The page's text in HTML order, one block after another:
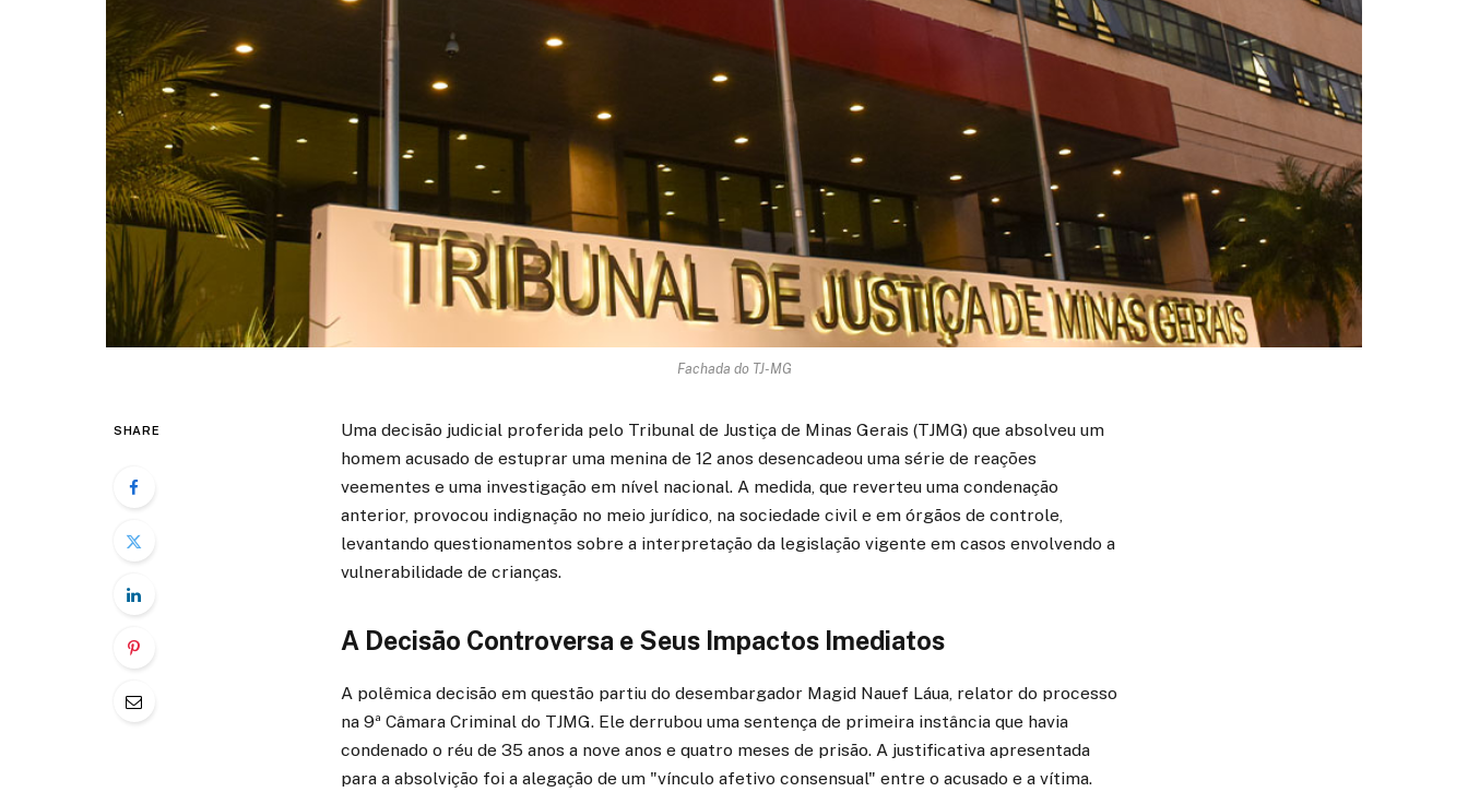
Fachada do TJ-MG
SHARE
Uma decisão judicial proferida pelo Tribunal de Justiça de Minas Gerais (TJMG) que absolveu um
homem acusado de estuprar uma menina de 12 anos desencadeou uma série de reações
veementes e uma investigação em nível nacional. A medida, que reverteu uma condenação
anterior, provocou indignação no meio jurídico, na sociedade civil e em órgãos de controle,
levantando questionamentos sobre a interpretação da legislação vigente em casos envolvendo a
vulnerabilidade de crianças.
A Decisão Controversa e Seus Impactos Imediatos
A polêmica decisão em questão partiu do desembargador Magid Nauef Láua, relator do processo
na 9ª Câmara Criminal do TJMG. Ele derrubou uma sentença de primeira instância que havia
condenado o réu de 35 anos a nove anos e quatro meses de prisão. A justificativa apresentada
para a absolvição foi a alegação de um "vínculo afetivo consensual" entre o acusado e a vítima.